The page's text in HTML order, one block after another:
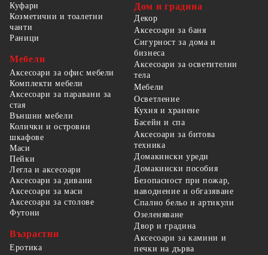
Куфари
Козметични и тоалетни
чанти
Раници
Мебели
Аксесоари за офис мебели
Комплекти мебели
Аксесоари за паравани за
стая
Външни мебели
Колички и островни
шкафове
Маси
Пейки
Легла и аксесоари
Аксесоари за дивани
Аксесоари за маси
Аксесоари за столове
Футони
Възрастни
Еротика
Дом и градина
Декор
Аксесоари за баня
Сигурност за дома и
бизнеса
Аксесоари за осветителни
тела
Мебели
Осветление
Кухня и хранене
Басейн и спа
Аксесоари за битова
техника
Домакински уреди
Домакински пособия
Безопасност при пожар,
наводнение и обгазяване
Спално бельо и артикули
Озеленяване
Двор и градина
Аксесоари за камини и
печки на дърва